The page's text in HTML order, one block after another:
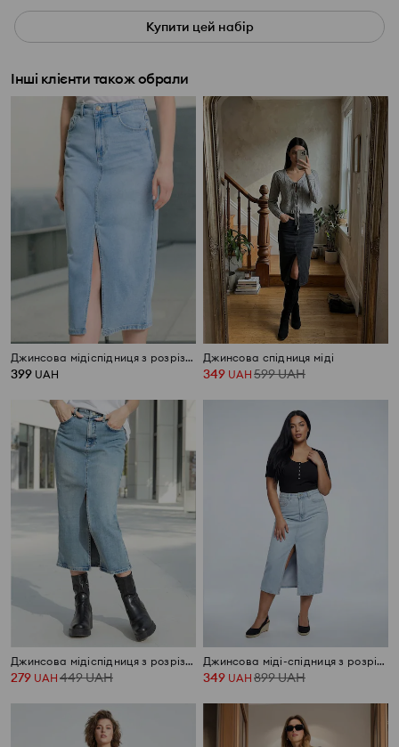
Купити цей набір
Інші клієнти також обрали
Джинсова мідіспідниця з розрізом
399 UAH
Джинсова спідниця міді
349 UAH 599UAH
Джинсова мідіспідниця з розрізом
279 UAH 449UAH
Джинсова міді-спідниця з розрізом Plus size
349 UAH 899UAH